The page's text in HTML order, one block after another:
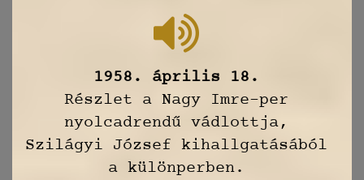
1958. április 18.
Részlet a Nagy Imre-per
nyolcadrendű vádlottja,
Szilágyi József kihallgatásából
a különperben.